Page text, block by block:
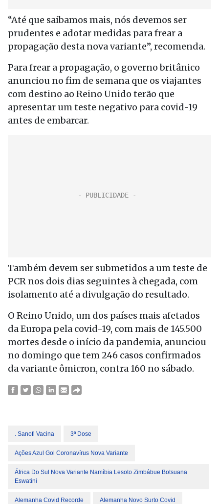
“Até que saibamos mais, nós devemos ser
prudentes e adotar medidas para frear a
propagação desta nova variante”, recomenda.
Para frear a propagação, o governo britânico
anunciou no fim de semana que os viajantes
com destino ao Reino Unido terão que
apresentar um teste negativo para covid-19
antes de embarcar.
Também devem ser submetidos a um teste de
PCR nos dois dias seguintes à chegada, com
isolamento até a divulgação do resultado.
O Reino Unido, um dos países mais afetados
da Europa pela covid-19, com mais de 145.500
mortes desde o início da pandemia, anunciou
no domingo que tem 246 casos confirmados
da variante ômicron, contra 160 no sábado.
. Sanofi Vacina 3ª Dose
Ações Azul Gol Coronavírus Nova Variante
África Do Sul Nova Variante Namíbia Lesoto Zimbábue Botsuana
Eswatini
Alemanha Covid Recorde Alemanha Novo Surto Covid